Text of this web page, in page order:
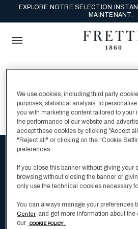
EXPLORE NOTRE SÉLECTION
MAINTENANT.
Recevez avant tout le
les nouveautés et les
exclusives
We use cookies, including third party
purposes, statistical analysis, to
you with marketing content tailored to your
the performance of our website and
accept these cookies by clicking "Accept
"Reject all" or clicking on the "Cookie
preferences.
If you close this banner without giving your
browsing without closing the banner or
only use the technical cookies necessary
You can always manage your preferences
Center and get more information about
our
COOKIE POLICY .